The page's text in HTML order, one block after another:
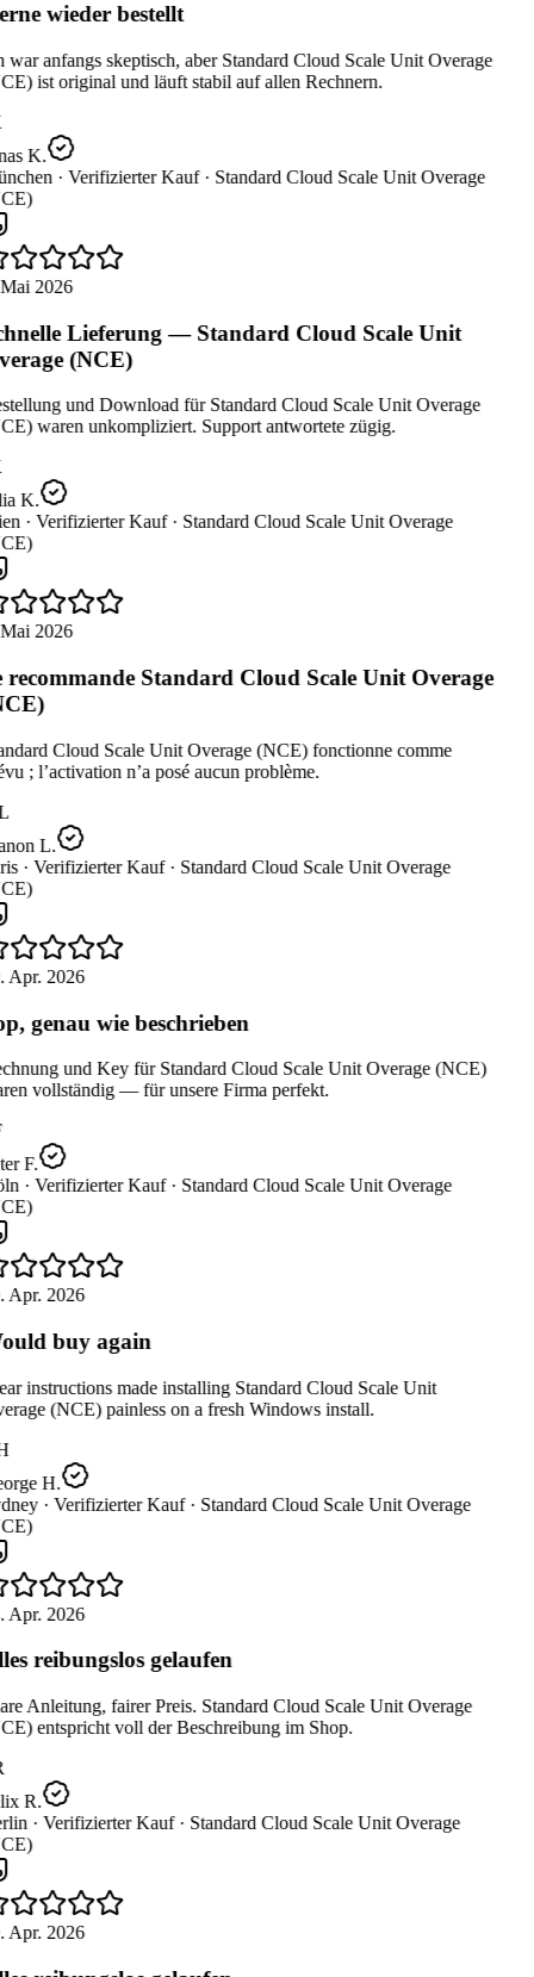
wieder bestellt
war anfangs skeptisch, aber Standard Cloud Scale Unit Overage
ist original und läuft stabil auf allen Rechnern.
K.
· Verifizierter Kauf · Standard Cloud Scale Unit Overage
2026
Lieferung — Standard Cloud Scale Unit
(NCE)
und Download für Standard Cloud Scale Unit Overage
waren unkompliziert. Support antwortete zügig.
K.
· Verifizierter Kauf · Standard Cloud Scale Unit Overage
2026
recommande Standard Cloud Scale Unit Overage
Cloud Scale Unit Overage (NCE) fonctionne comme
; l’activation n’a posé aucun problème.
L.
· Verifizierter Kauf · Standard Cloud Scale Unit Overage
Apr. 2026
genau wie beschrieben
und Key für Standard Cloud Scale Unit Overage (NCE)
vollständig — für unsere Firma perfekt.
F.
· Verifizierter Kauf · Standard Cloud Scale Unit Overage
Apr. 2026
buy again
instructions made installing Standard Cloud Scale Unit
(NCE) painless on a fresh Windows install.
H.
· Verifizierter Kauf · Standard Cloud Scale Unit Overage
Apr. 2026
reibungslos gelaufen
Anleitung, fairer Preis. Standard Cloud Scale Unit Overage
entspricht voll der Beschreibung im Shop.
R.
· Verifizierter Kauf · Standard Cloud Scale Unit Overage
Apr. 2026